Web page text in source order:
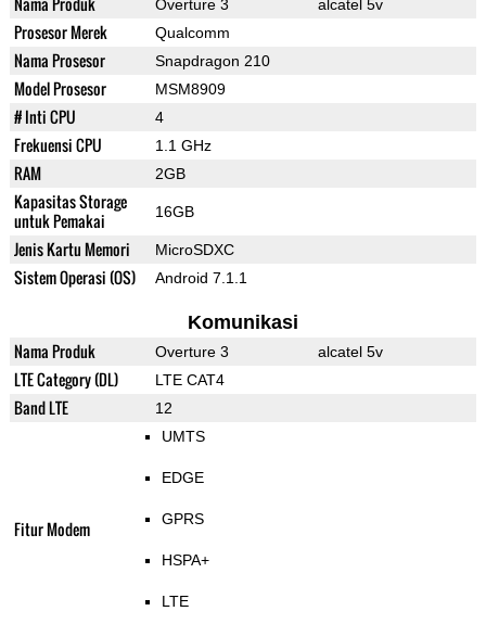
Overture 3 alcatel 5v
Prosesor Merek Qualcomm
Nama Prosesor Snapdragon 210
Model Prosesor MSM8909
# Inti CPU 4
Frekuensi CPU 1.1 GHz
RAM 2GB
Kapasitas Storage
untuk Pemakai
16GB
Jenis Kartu Memori MicroSDXC
Sistem Operasi (OS) Android 7.1.1
Komunikasi
Nama Produk Overture 3 alcatel 5v
LTE Category (DL) LTE CAT4
Band LTE 12
Fitur Modem
UMTS
EDGE
GPRS
HSPA+
LTE